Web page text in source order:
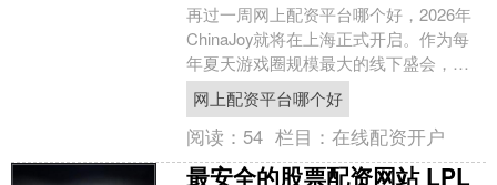
再过一周网上配资平台哪个好，2026年
ChinaJoy就将在上海正式开启。作为每
年夏天游戏圈规模最大的线下盛会，各
大厂商都会备足新鲜试玩内容与海量周
边福利，和玩....
网上配资平台哪个好
阅读： 54 栏目：在线配资开户
最安全的股票配资网站 LPL